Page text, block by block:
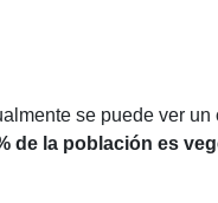
se puede ver
de la población es